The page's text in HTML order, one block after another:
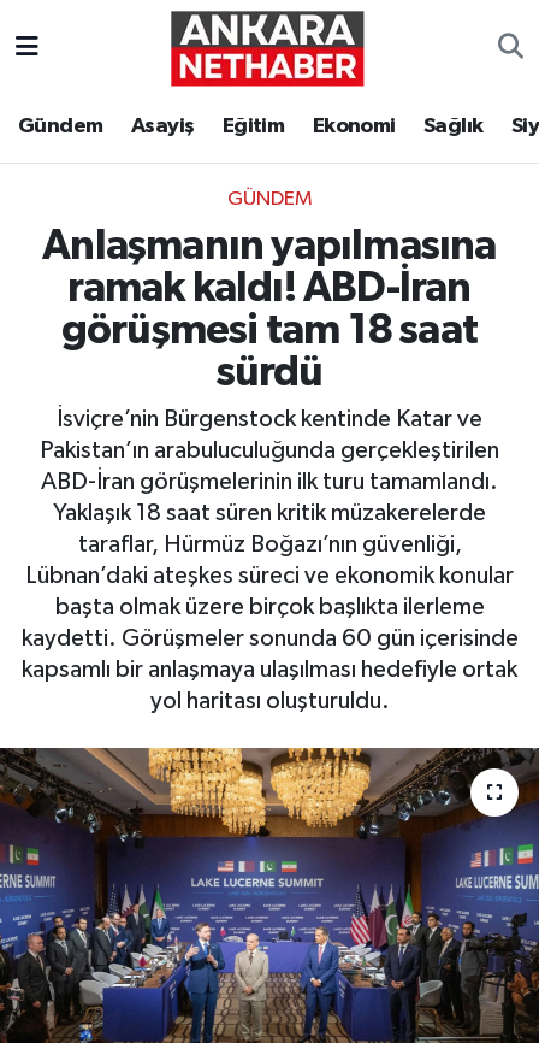
Gündem Asayiş Eğitim Ekonomi Sağlık
GÜNDEM
Anlaşmanın yapılmasına
ramak kaldı! ABD-İran
görüşmesi tam 18 saat
sürdü
İsviçre’nin Bürgenstock kentinde Katar ve
Pakistan’ın arabuluculuğunda gerçekleştirilen
ABD-İran görüşmelerinin ilk turu tamamlandı.
Yaklaşık 18 saat süren kritik müzakerelerde
taraflar, Hürmüz Boğazı’nın güvenliği,
Lübnan’daki ateşkes süreci ve ekonomik konular
başta olmak üzere birçok başlıkta ilerleme
kaydetti. Görüşmeler sonunda 60 gün içerisinde
kapsamlı bir anlaşmaya ulaşılması hedefiyle ortak
yol haritası oluşturuldu.
Ekonomi
Gündem
Resmi İlanlar
Sağlık
Siyaset
Spor
Teknoloji
Yaşam
Ankara Hava Durumu
Tüm Manşetler
Son Dakika Haberleri